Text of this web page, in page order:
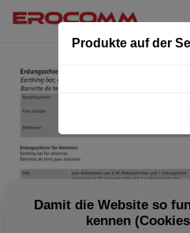
Produkte auf der
Damit die Website so
kennen